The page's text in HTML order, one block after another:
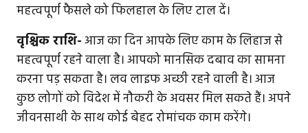
महत्वपूर्ण फैसले को फिलहाल के लिए टाल दें।
वृश्चिक राशि-आज का दिन आपके लिए काम के लिहाज से
महत्वपूर्ण रहने वाला है। आपको मानसिक दबाव का सामना
करना पड़ सकता है। लव लाइफ अच्छी रहने वाली है। आज
कुछ लोगों को विदेश में नौकरी के अवसर मिल सकते हैं। अपने
जीवनसाथी के साथ कोई बेहद रोमांचक काम करेंगे।